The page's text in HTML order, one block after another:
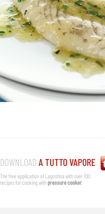
DOWNLOAD A TUTTO VAPORE
The free application of Lagostina with over 100
recipes for cooking withpressure cooker.